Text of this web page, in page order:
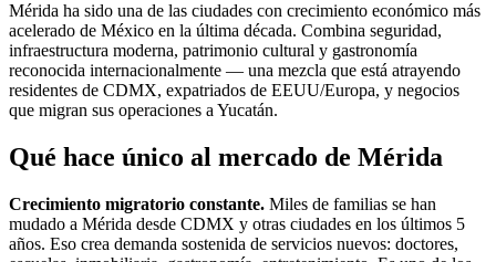
Mérida ha sido una de las ciudades con crecimiento económico más
acelerado de México en la última década. Combina seguridad,
infraestructura moderna, patrimonio cultural y gastronomía
reconocida internacionalmente — una mezcla que está atrayendo
residentes de CDMX, expatriados de EEUU/Europa, y negocios
que migran sus operaciones a Yucatán.
Qué hace único al mercado de Mérida
Crecimiento migratorio constante. Miles de familias se han
mudado a Mérida desde CDMX y otras ciudades en los últimos 5
años. Eso crea demanda sostenida de servicios nuevos: doctores,